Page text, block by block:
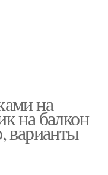
на
на балкон
варианты